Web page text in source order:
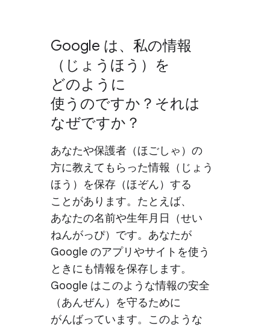
Google は、​私の​情報​
（じょう​ほう）を​
どのように​
使うのですか？​それは​
なぜですか？
あなたや​保護者​（ほごしゃ）の​
方に​教えて​もらった​情報​（じょう​
ほう）を​保存​（ほぞん）​する​
ことがあります。​たとえば、​
あなたの​名前や​生年月日​（せい​
ねんがっぴ）です。​あなたが
Google の​アプリや​サイトを​使う​
ときにも​情報を​保存します。​
Google は​このような​情報の​安全​
（​あんぜん）を​守る​ために​
がんばっています。​このような​